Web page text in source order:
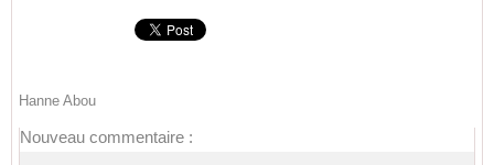
Hanne Abou
Nouveau commentaire :